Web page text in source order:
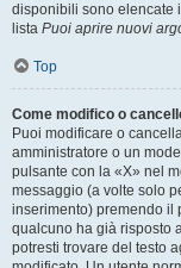
disponibili sono elencate
lista Puoi aprire nuovi
Top
Come modifico o
Puoi modificare o
amministratore o un
pulsante con la «X» nel
messaggio (a volte solo
inserimento) premendo il
qualcuno ha già risposto
potresti trovare del testo